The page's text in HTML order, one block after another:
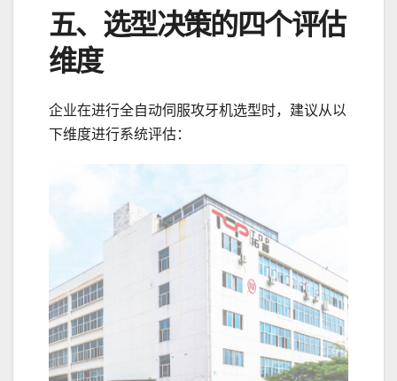
五、选型决策的四个评估
维度
企业在进行全自动伺服攻牙机选型时，建议从以
下维度进行系统评估：